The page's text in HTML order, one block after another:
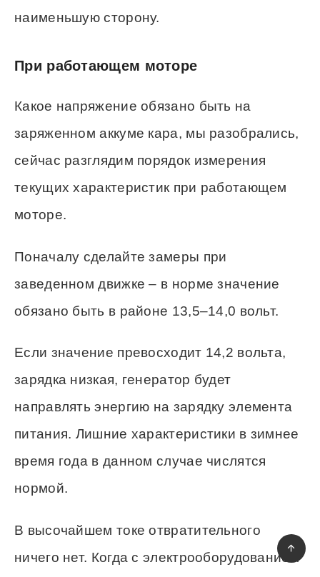
наименьшую сторону.
При работающем моторе
Какое напряжение обязано быть на
заряженном аккуме кара, мы разобрались,
сейчас разглядим порядок измерения
текущих характеристик при работающем
моторе.
Поначалу сделайте замеры при
заведенном движке – в норме значение
обязано быть в районе 13,5–14,0 вольт.
Если значение превосходит 14,2 вольта,
зарядка низкая, генератор будет
направлять энергию на зарядку элемента
питания. Лишние характеристики в зимнее
время года в данном случае числятся
нормой.
В высочайшем токе отвратительного
ничего нет. Когда с электрооборудованием